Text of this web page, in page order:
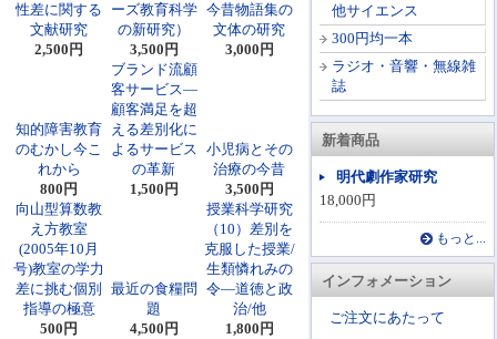
他サイエンス
300円均一本
ラジオ・音響・無線雑
誌
新着商品
明代劇作家研究
18,000円
もっと...
インフォメーション
ご注文にあたって
性差に関する
文献研究
2,500円
ーズ教育科学
の新研究）
3,500円
今昔物語集の
文体の研究
3,000円
知的障害教育
のむかし今こ
れから
800円
ブランド流顧
客サービス―
顧客満足を超
える差別化に
よるサービス
の革新
1,500円
小児病とその
治療の今昔
3,500円
向山型算数教
え方教室
(2005年10月
号)教室の学力
差に挑む個別
指導の極意
500円
最近の食糧問
題
4,500円
授業科学研究
（10）差別を
克服した授業/
生類憐れみの
令―道徳と政
治/他
1,800円